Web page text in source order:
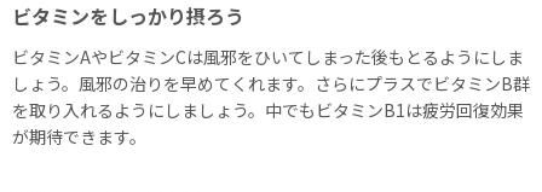
ビタミンをしっかり摂ろう
ビタミンAやビタミンCは風邪をひいてしまった後もとるようにしま
しょう。風邪の治りを早めてくれます。さらにプラスでビタミンB群
を取り入れるようにしましょう。中でもビタミンB1は疲労回復効果
が期待できます。